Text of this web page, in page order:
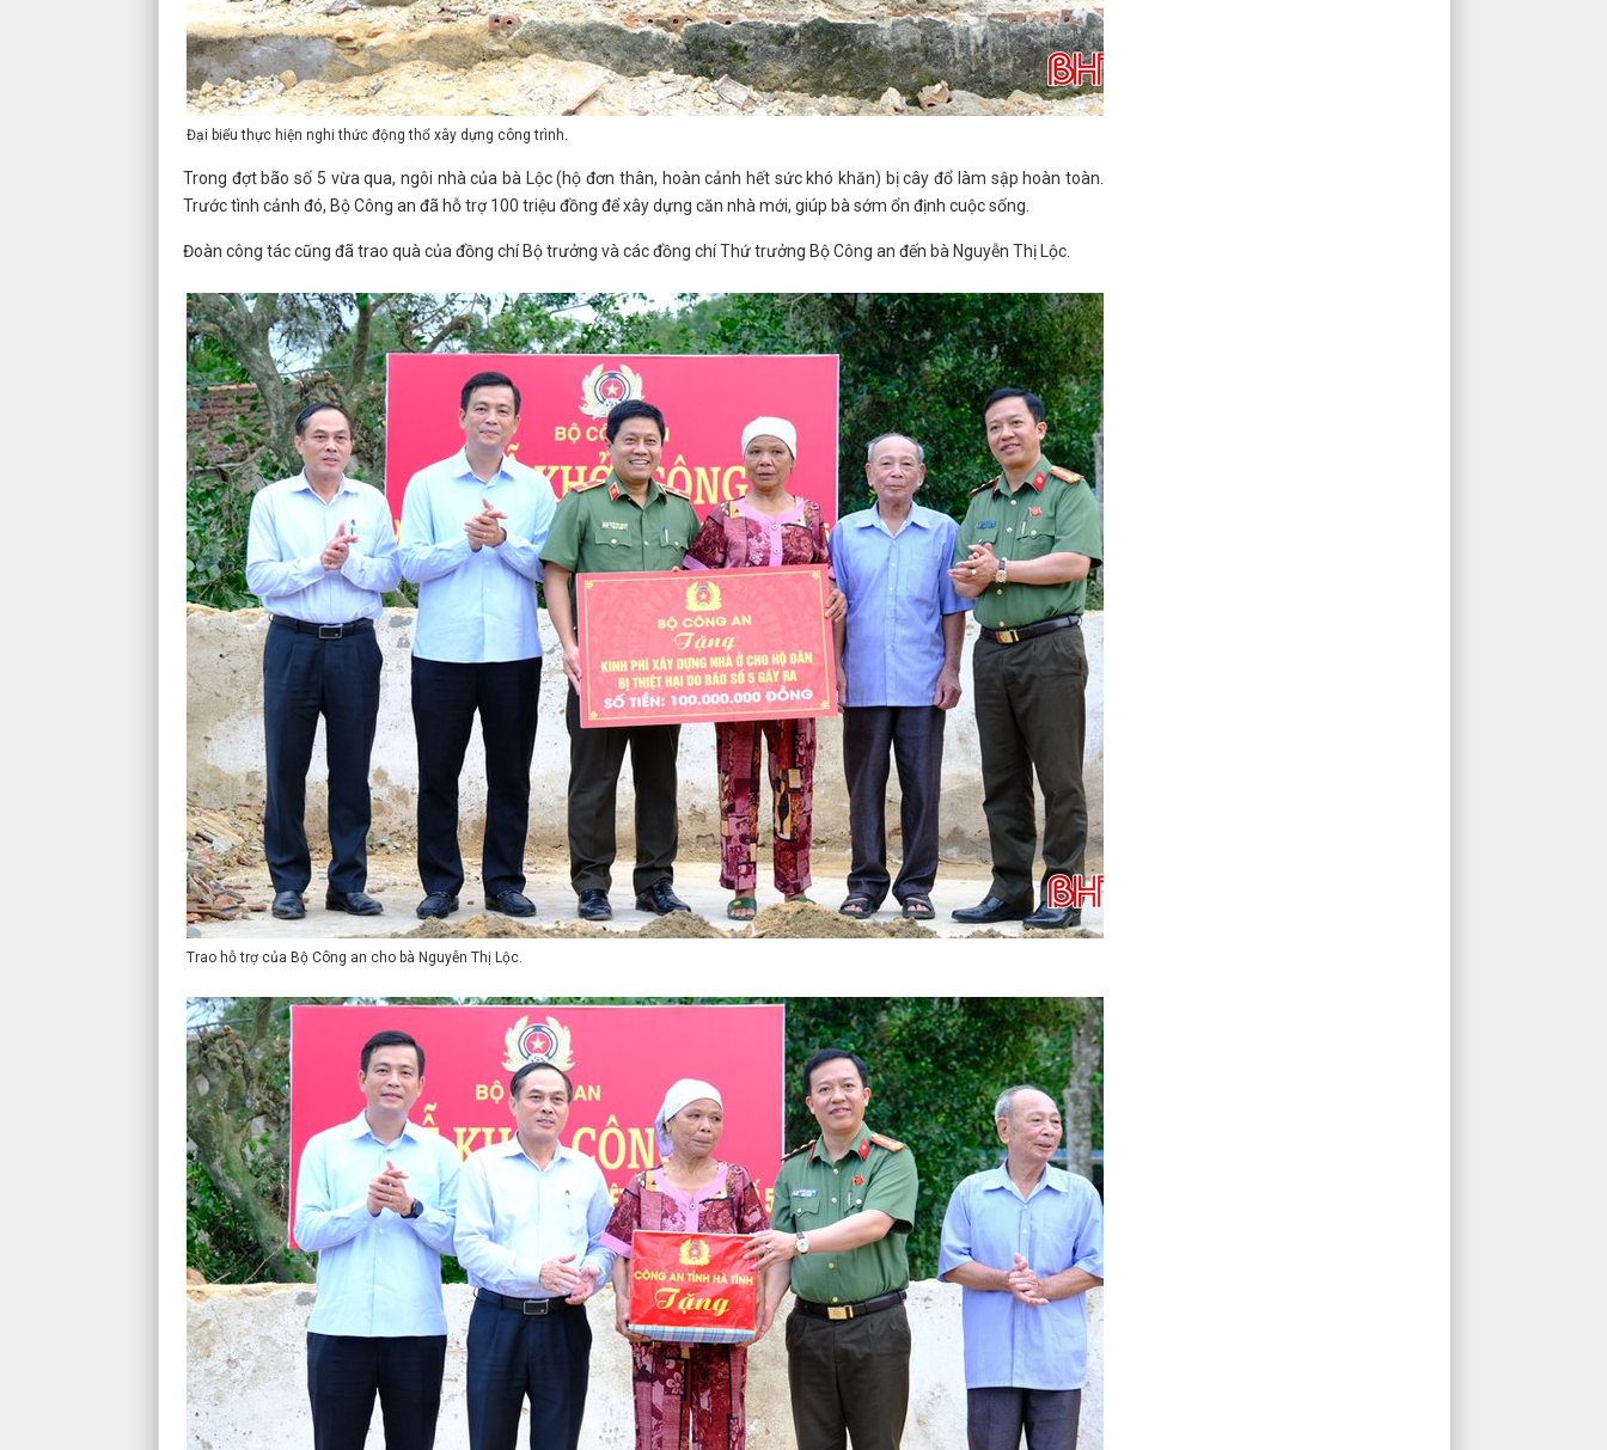
Đại biểu thực hiện nghi thức động thổ xây dựng công trình.
Trong đợt bão số 5 vừa qua, ngôi nhà của bà Lộc (hộ đơn thân, hoàn cảnh hết sức khó khăn) bị cây đổ làm sập hoàn toàn.
Trước tình cảnh đó, Bộ Công an đã hỗ trợ 100 triệu đồng để xây dựng căn nhà mới, giúp bà sớm ổn định cuộc sống.
Đoàn công tác cũng đã trao quà của đồng chí Bộ trưởng và các đồng chí Thứ trưởng Bộ Công an đến bà Nguyễn Thị Lộc.
Trao hỗ trợ của Bộ Công an cho bà Nguyễn Thị Lộc.